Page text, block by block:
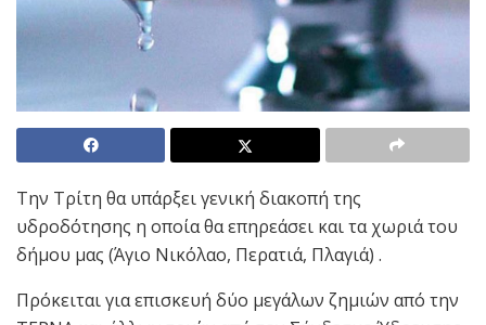
Την Τρίτη θα υπάρξει γενική διακοπή της
υδροδότησης η οποία θα επηρεάσει και τα χωριά του
δήμου μας (Άγιο Νικόλαο, Περατιά, Πλαγιά) .
Πρόκειται για επισκευή δύο μεγάλων ζημιών από την